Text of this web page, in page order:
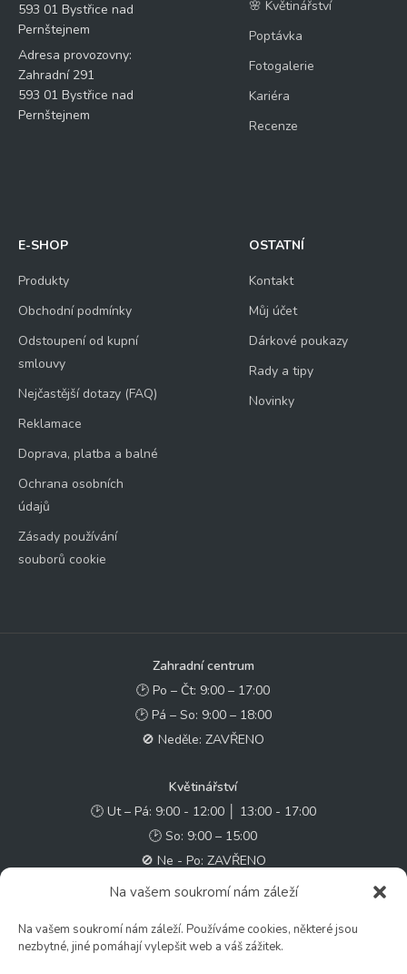
Na vašem soukromí nám záleží
Na vašem soukromí nám záleží. Používáme cookies, některé jsou
nezbytné, jiné pomáhají vylepšit web a váš zážitek.
593 01 Bystřice nad
Pernštejnem
Adresa provozovny:
Zahradní 291
593 01 Bystřice nad
Pernštejnem
🌸 Květinářství
Poptávka
Fotogalerie
Kariéra
Recenze
E-SHOP
Produkty
Obchodní podmínky
Odstoupení od kupní
smlouvy
Nejčastější dotazy (FAQ)
Reklamace
Doprava, platba a balné
Ochrana osobních
údajů
Zásady používání
souborů cookie
OSTATNÍ
Kontakt
Můj účet
Dárkové poukazy
Rady a tipy
Novinky
Zahradní centrum
🕑 Po – Čt: 9:00 – 17:00
🕑 Pá – So: 9:00 – 18:00
🚫 Neděle: ZAVŘENO
Květinářství
🕑 Ut – Pá: 9:00 - 12:00 │ 13:00 - 17:00
🕑 So: 9:00 – 15:00
🚫 Ne - Po: ZAVŘENO
✉️ e-shop@zcstrakovo.cz